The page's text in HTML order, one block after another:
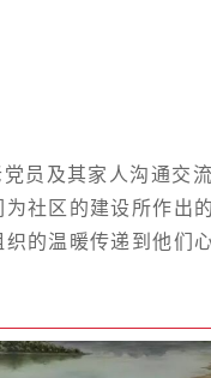
员及其家人沟通交
社区的建设所作出
的温暖传递到他们